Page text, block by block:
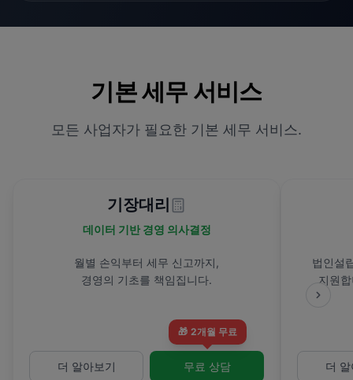
기본 세무 서비스
모든 사업자가 필요한 기본 세무 서비스.
기장대리
데이터 기반 경영 의사결정
월별 손익부터 세무 신고까지,
경영의 기초를 책임집니다.
더 알아보기
🎁 2개월 무료
무료 상담
법인설
지원
더